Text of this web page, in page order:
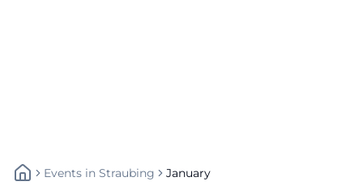
Events In Straubing January